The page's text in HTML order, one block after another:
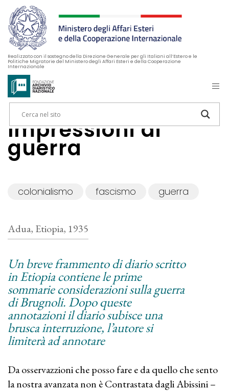
Realizzato con il sostegno della Direzione Generale per gli Italiani all’Estero e le
Politiche Migratorie del Ministero degli Affari Esteri e della Cooperazione
Internazionale
Impressioni di
guerra
colonialismo fascismo guerra
Adua, Etiopia, 1935
Un breve frammento di diario scritto
in Etiopia contiene le prime
sommarie considerazioni sulla guerra
di Brugnoli. Dopo queste
annotazioni il diario subisce una
brusca interruzione, l’autore si
limiterà ad annotare
Da osservazzioni che posso fare e da quello che sento
la nostra avanzata non è Contrastata dagli Abissini –